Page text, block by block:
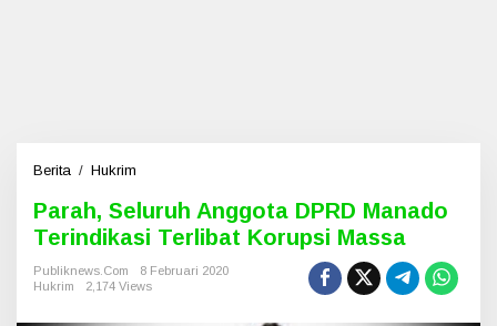
Berita / Hukrim
a
Parah, Seluruh Anggota DPRD Manado
Terindikasi Terlibat Korupsi Massa
Publiknews.com
8 Februari 2020
Hukrim
2,174 Views